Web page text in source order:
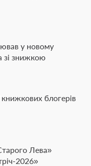
у новому
зі знижкою
блогерів
Лева»
2026»